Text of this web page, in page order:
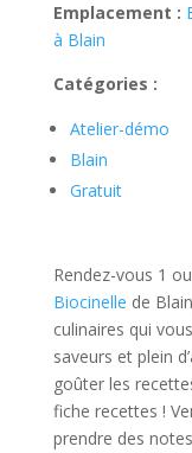
Emplacement :
à Blain
Catégories :
Atelier-démo
Blain
Gratuit
Rendez-vous 1
Biocinelle de
culinaires qui
saveurs et plein
goûter les
fiche recettes !
prendre des